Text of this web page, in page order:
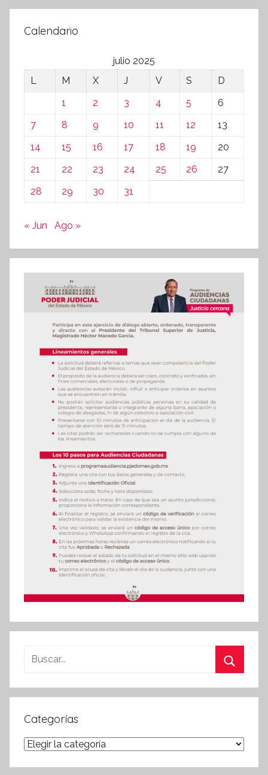
Calendario
julio 2025
L
M X J V S
D
1
2 3 4 5
6
7
8 9 10 11 12
13
14
15 16 17 18 19
20
21
22 23 24 25 26
27
28
29 30 31
« Jun Ago »
Buscar:
Categorías
Categorías